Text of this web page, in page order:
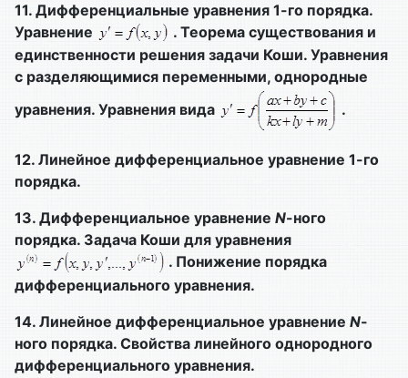
11. Дифференциальные уравнения 1-го порядка.
Уравнение
. Теорема существования и
единственности решения задачи Коши. Уравнения
с разделяющимися переменными, однородные
уравнения. Уравнения вида
.
12. Линейное дифференциальное уравнение 1-го
порядка.
13. Дифференциальное уравнение N-ного
порядка. Задача Коши для уравнения
. Понижение порядка
дифференциального уравнения.
14. Линейное дифференциальное уравнение N-
ного порядка. Свойства линейного однородного
дифференциального уравнения.